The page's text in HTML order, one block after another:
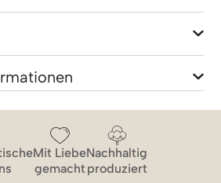
Mit Liebe
gemacht
Nachhaltig
produziert